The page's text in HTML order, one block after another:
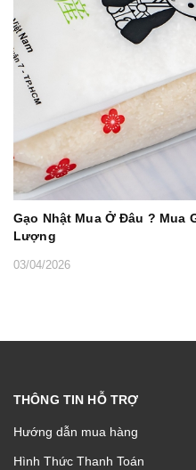
Gạo Nhật Mua Ở Đâu ? Mua
Lượng
03/04/2026
THÔNG TIN HỖ TRỢ
Hướng dẫn mua hàng
Hình Thức Thanh Toán